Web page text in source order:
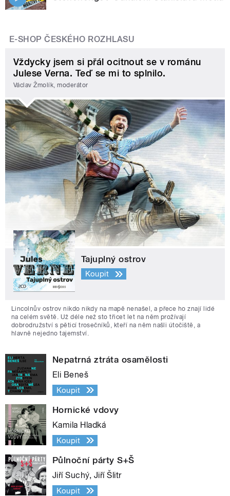
E-SHOP ČESKÉHO ROZHLASU
Vždycky jsem si přál ocitnout se v románu
Julese Verna. Teď se mi to splnilo.
Václav Žmolík, moderátor
Tajuplný ostrov
Koupit
Lincolnův ostrov nikdo nikdy na mapě nenašel, a přece ho znají lidé
na celém světě. Už déle než sto třicet let na něm prožívají
dobrodružství s pěticí trosečníků, kteří na něm našli útočiště, a
hlavně nejedno tajemství.
Nepatrná ztráta osamělosti
Eli Beneš
Koupit
Hornické vdovy
Kamila Hladká
Koupit
Půlnoční párty S+Š
Jiří Suchý, Jiří Šlitr
Koupit